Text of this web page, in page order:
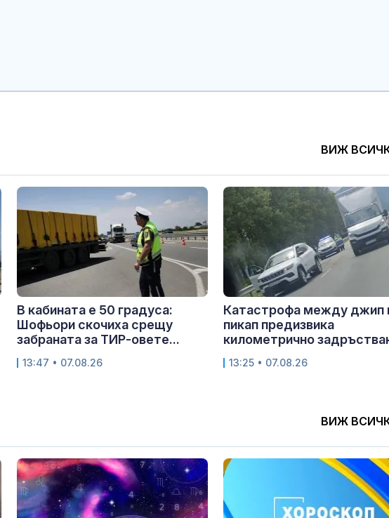
ВИЖ
В кабината е 50 градуса:
Шофьори скочиха срещу
забраната за ТИР-овете...
13:47 • 07.08.26
Катастрофа между джип
пикап предизвика
километрично
13:25 • 07.08.26
ВИЖ